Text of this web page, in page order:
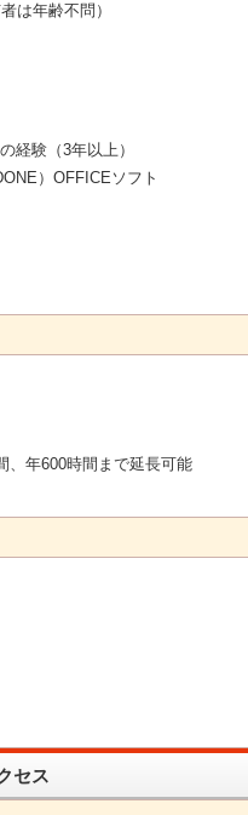
は年齢不問）
経験（3年以上）
）OFFICEソフト
、年600時間まで延長可能
セス